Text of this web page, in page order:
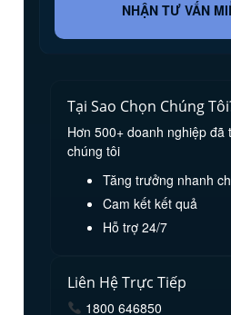
NHẬN TƯ VẤN
Tại Sao Chọn Chúng
Hơn 500+ doanh nghiệp đã
chúng tôi
Tăng trưởng nhanh
Cam kết kết quả
Hỗ trợ 24/7
Liên Hệ Trực Tiếp
1800 646850